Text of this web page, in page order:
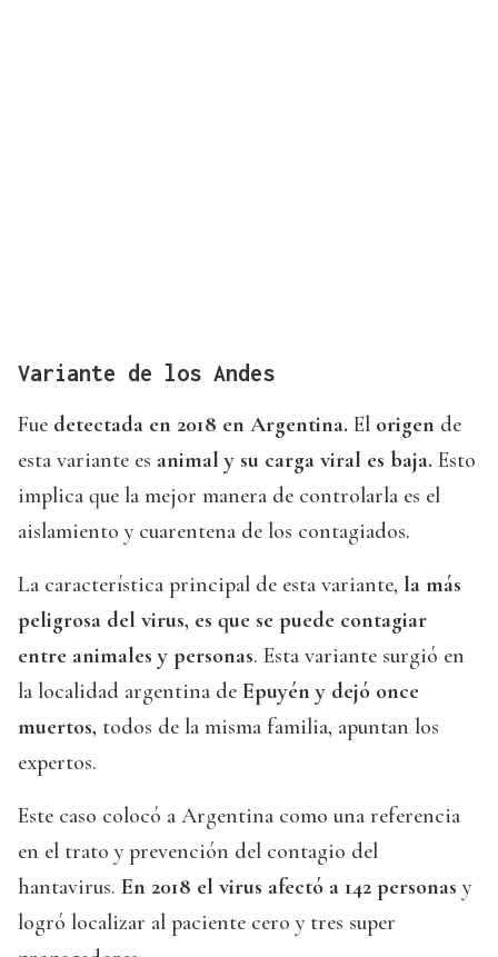
Variante de los Andes
Fue detectada en 2018 en Argentina. El origen de
esta variante es animal y su carga viral es baja. Esto
implica que la mejor manera de controlarla es el
aislamiento y cuarentena de los contagiados.
La característica principal de esta variante, la más
peligrosa del virus, es que se puede contagiar
entre animales y personas. Esta variante surgió en
la localidad argentina de Epuyén y dejó once
muertos, todos de la misma familia, apuntan los
expertos.
Este caso colocó a Argentina como una referencia
en el trato y prevención del contagio del
hantavirus. En 2018 el virus afectó a 142 personas y
logró localizar al paciente cero y tres super